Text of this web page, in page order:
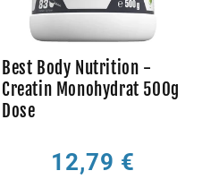
Best Body Nutrition -
Creatin Monohydrat 500g
Dose
Normaler
Preis
12,79 €